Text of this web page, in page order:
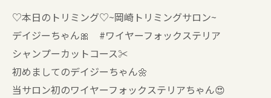
♡本日のトリミング♡⁠~岡崎トリミングサロン~
デイジーちゃん🎀 #ワイヤーフォックステリア
シャンプーカットコース✂️
初めましてのデイジーちゃん🌼
当サロン初のワイヤーフォックステリアちゃん😍